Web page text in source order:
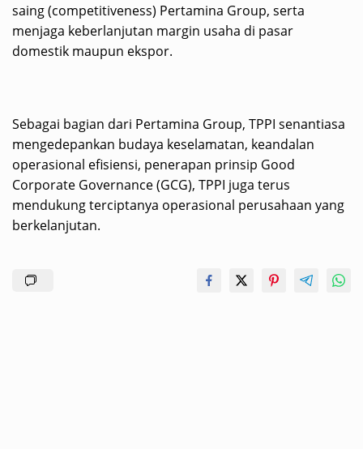
saing (competitiveness) Pertamina Group, serta
menjaga keberlanjutan margin usaha di pasar
domestik maupun ekspor.
Sebagai bagian dari Pertamina Group, TPPI senantiasa
mengedepankan budaya keselamatan, keandalan
operasional efisiensi, penerapan prinsip Good
Corporate Governance (GCG), TPPI juga terus
mendukung terciptanya operasional perusahaan yang
berkelanjutan.